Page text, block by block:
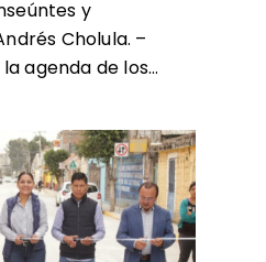
y
Cholula. –
agenda de los…
0